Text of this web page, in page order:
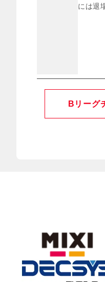
には退
Bリーグ